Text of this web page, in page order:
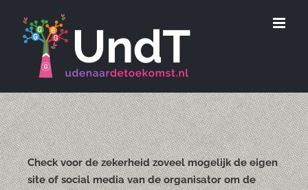
Check voor de zekerheid zoveel mogelijk de eigen
site of social media van de organisator om de